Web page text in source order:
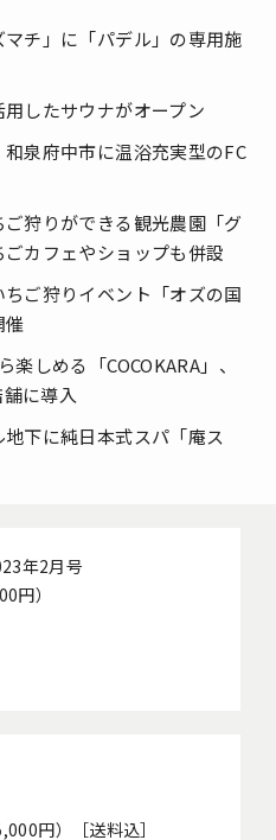
チ」に「パデル」の専用施
したサウナがオープン
泉府中市に温浴充実型のFC
狩りができる観光農園「グ
カフェやショップも併設
ご狩りイベント「オズの国
催
しめる「COCOKARA」、
に導入
下に純日本式スパ「庵ス
年2月号
円）
円）［送料込］